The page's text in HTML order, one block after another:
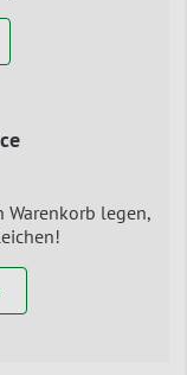
Warenkorb legen,